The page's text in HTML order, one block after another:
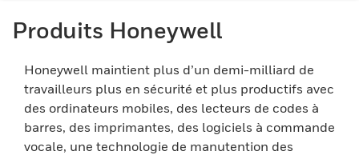
Produits Honeywell
Honeywell maintient plus d’un demi-milliard de
travailleurs plus en sécurité et plus productifs avec
des ordinateurs mobiles, des lecteurs de codes à
barres, des imprimantes, des logiciels à commande
vocale, une technologie de manutention des